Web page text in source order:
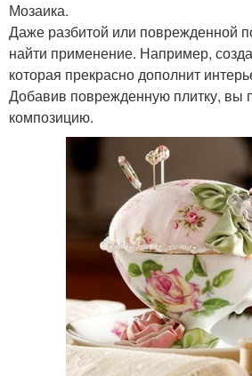
Мозаика.
Даже разбитой или поврежденной
найти применение. Например,
которая прекрасно дополнит
Добавив поврежденную плитку, вы
композицию.